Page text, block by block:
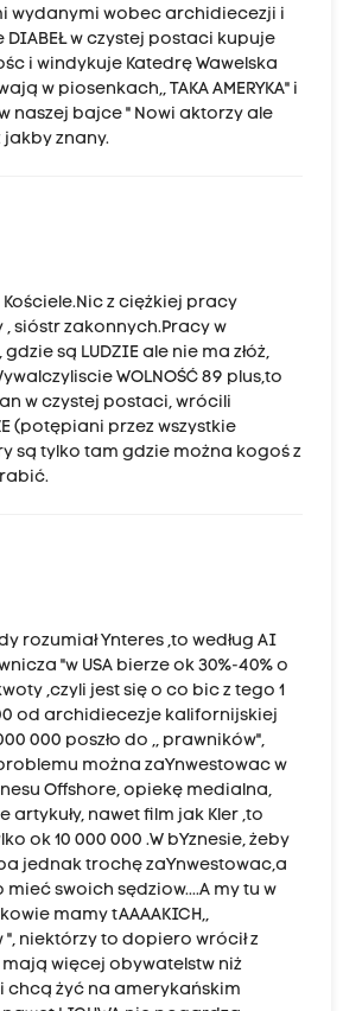
wydanymi wobec archidiecezji i
w czystej postaci kupuje
i windykuje Katedrę Wawelska
w piosenkach,, TAKA AMERYKA" i
naszej bajce " Nowi aktorzy ale
znany.
z ciężkiej pracy
, sióstr zakonnych.Pracy w
są LUDZIE ale nie ma złóż,
WOLNOŚĆ 89 plus,to
w czystej postaci, wrócili
(potępiani przez wszystkie
są tylko tam gdzie można kogoś z
rozumiał Ynteres ,to według AI
"w USA bierze ok 30%-40% o
,czyli jest się o co bic z tego 1
od archidiecezje kalifornijskiej
000 poszło do ,, prawników",
można zaYnwestowac w
Offshore, opiekę medialna,
artykuły, nawet film jak Kler ,to
ok 10 000 000 .W bYznesie, żeby
jednak trochę zaYnwestowac,a
swoich sędziow....A my tu w
mamy tAAAAKICH,,
niektórzy to dopiero wrócił z
więcej obywatelstw niż
chcą żyć na amerykańskim